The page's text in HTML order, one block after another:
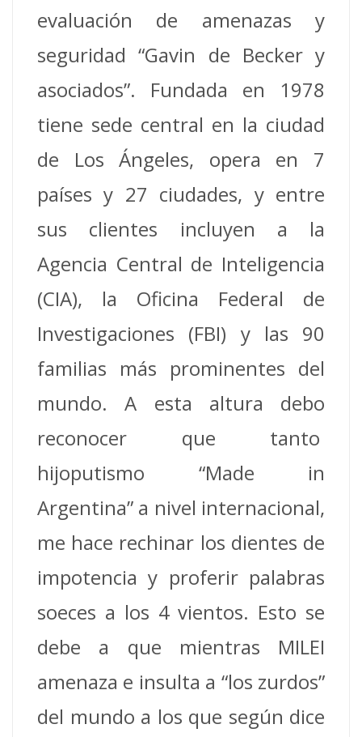
evaluación de amenazas y
seguridad “Gavin de Becker y
asociados”. Fundada en 1978
tiene sede central en la ciudad
de Los Ángeles, opera en 7
países y 27 ciudades, y entre
sus clientes incluyen a la
Agencia Central de Inteligencia
(CIA), la Oficina Federal de
Investigaciones (FBI) y las 90
familias más prominentes del
mundo. A esta altura debo
reconocer que tanto
hijoputismo “Made in
Argentina” a nivel internacional,
me hace rechinar los dientes de
impotencia y proferir palabras
soeces a los 4 vientos. Esto se
debe a que mientras MILEI
amenaza e insulta a “los zurdos”
del mundo a los que según dice